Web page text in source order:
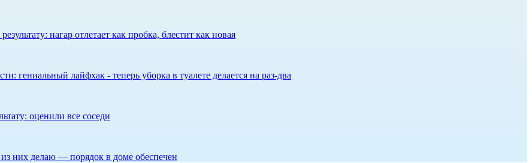
нагар отлетает как пробка, блестит как новая
гениальный лайфхак - теперь уборка в туалете делается на раз-два
оценили все соседи
них делаю — порядок в доме обеспечен